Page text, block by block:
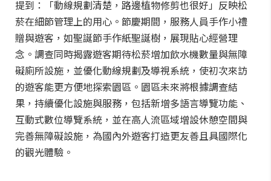
提到：「動線規劃清楚，路邊植物修剪也很好」反映松
菸在細節管理上的用心。節慶期間，服務人員手作小禮
贈與遊客，如聖誕節手作紙聖誕樹，展現貼心經營理
念。調查同時揭露遊客期待松菸增加飲水機數量與無障
礙廁所設施，並優化動線規劃及導視系統，使初次來訪
的遊客能更方便地探索園區。園區未來將根據調查結
果，持續優化設施與服務，包括新增多語言導覽功能、
互動式數位導覽系統，並在高人流區域增設休憩空間與
完善無障礙設施，為國內外遊客打造更友善且具國際化
的觀光體驗。